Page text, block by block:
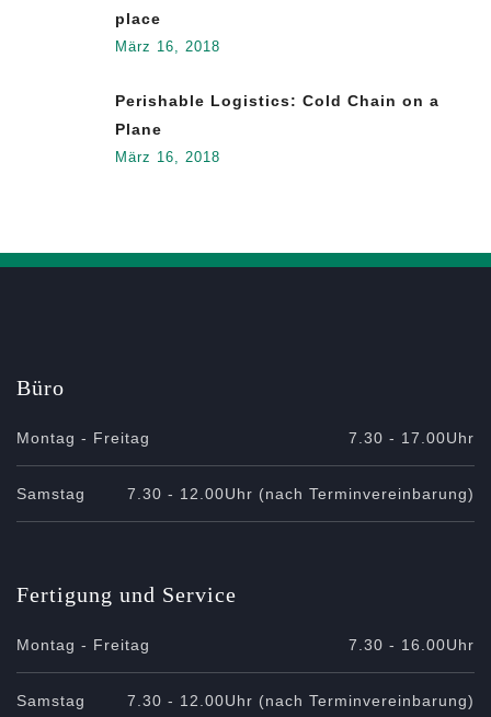
place
März 16, 2018
Perishable Logistics: Cold Chain on a
Plane
März 16, 2018
Büro
Montag - Freitag 7.30 - 17.00Uhr
Samstag 7.30 - 12.00Uhr (nach Terminvereinbarung)
Fertigung und Service
Montag - Freitag 7.30 - 16.00Uhr
Samstag 7.30 - 12.00Uhr (nach Terminvereinbarung)